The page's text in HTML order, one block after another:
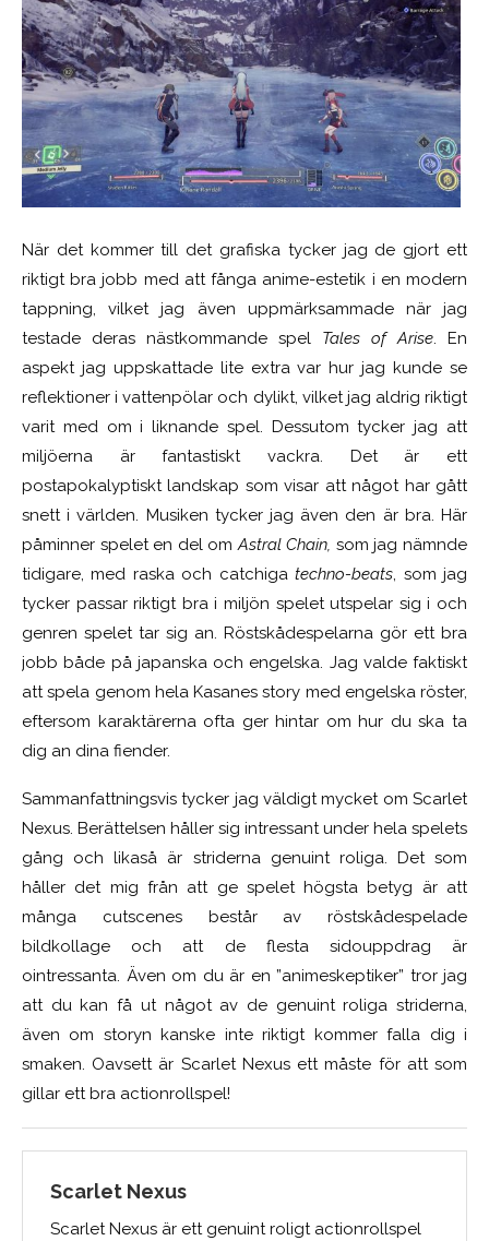
När det kommer till det grafiska tycker jag de gjort ett
riktigt bra jobb med att fånga anime-estetik i en modern
tappning, vilket jag även uppmärksammade när jag
testade deras nästkommande spel Tales of Arise. En
aspekt jag uppskattade lite extra var hur jag kunde se
reflektioner i vattenpölar och dylikt, vilket jag aldrig riktigt
varit med om i liknande spel. Dessutom tycker jag att
miljöerna är fantastiskt vackra. Det är ett
postapokalyptiskt landskap som visar att något har gått
snett i världen. Musiken tycker jag även den är bra. Här
påminner spelet en del omAstral Chain, som jag nämnde
tidigare, med raska och catchigatechno-beats, som jag
tycker passar riktigt bra i miljön spelet utspelar sig i och
genren spelet tar sig an. Röstskådespelarna gör ett bra
jobb både på japanska och engelska. Jag valde faktiskt
att spela genom hela Kasanes story med engelska röster,
eftersom karaktärerna ofta ger hintar om hur du ska ta
dig an dina fiender.
Sammanfattningsvis tycker jag väldigt mycket om Scarlet
Nexus. Berättelsen håller sig intressant under hela spelets
gång och likaså är striderna genuint roliga. Det som
håller det mig från att ge spelet högsta betyg är att
många cutscenes består av röstskådespelade
bildkollage och att de flesta sidouppdrag är
ointressanta. Även om du är en ”animeskeptiker” tror jag
att du kan få ut något av de genuint roliga striderna,
även om storyn kanske inte riktigt kommer falla dig i
smaken. Oavsett är Scarlet Nexus ett måste för att som
gillar ett bra actionrollspel!
Scarlet Nexus
Scarlet Nexus är ett genuint roligt actionrollspel